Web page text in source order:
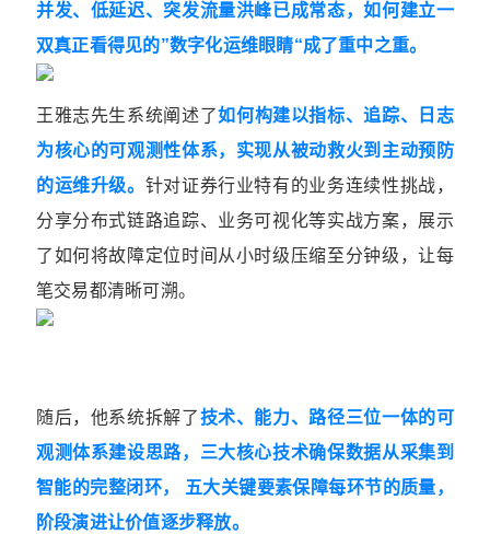
并发、低延迟、突发流量洪峰已成常态，如何建立一
双真正看得见的”数字化运维眼睛“成了重中之重。
王雅志先生系统阐述了如何构建以指标、追踪、日志
为核心的可观测性体系，实现从被动救火到主动预防
的运维升级。 针对证券行业特有的业务连续性挑战，
分享分布式链路追踪、业务可视化等实战方案，展示
了如何将故障定位时间从小时级压缩至分钟级，让每
笔交易都清晰可溯。
随后，他系统拆解了技术、能力、路径三位一体的可
观测体系建设思路，三大核心技术确保数据从采集到
智能的完整闭环， 五大关键要素保障每环节的质量，
阶段演进让价值逐步释放。